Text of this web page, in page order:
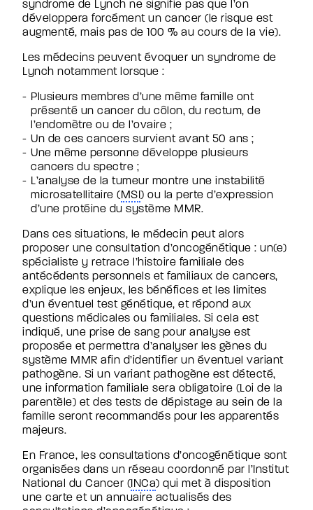
syndrome de Lynch ne signifie pas que l’on
développera forcément un cancer (le risque est
augmenté, mais pas de 100 % au cours de la vie).
Les médecins peuvent évoquer un syndrome de
Lynch notamment lorsque :
Plusieurs membres d’une même famille ont
présenté un cancer du côlon, du rectum, de
l’endomètre ou de l’ovaire ;
Un de ces cancers survient avant 50 ans ;
Une même personne développe plusieurs
cancers du spectre ;
L’analyse de la tumeur montre une instabilité
microsatellitaire ( MSI ) ou la perte d’expression
d’une protéine du système MMR.
Dans ces situations, le médecin peut alors
proposer une consultation d’oncogénétique : un(e)
spécialiste y retrace l’histoire familiale des
antécédents personnels et familiaux de cancers,
explique les enjeux, les bénéfices et les limites
d’un éventuel test génétique, et répond aux
questions médicales ou familiales. Si cela est
indiqué, une prise de sang pour analyse est
proposée et permettra d’analyser les gènes du
système MMR afin d’identifier un éventuel variant
pathogène. Si un variant pathogène est détecté,
une information familiale sera obligatoire (Loi de la
parentèle) et des tests de dépistage au sein de la
famille seront recommandés pour les apparentés
majeurs.
En France, les consultations d’oncogénétique sont
organisées dans un réseau coordonné par l’Institut
National du Cancer ( INCa) qui met à disposition
une carte et un annuaire actualisés des